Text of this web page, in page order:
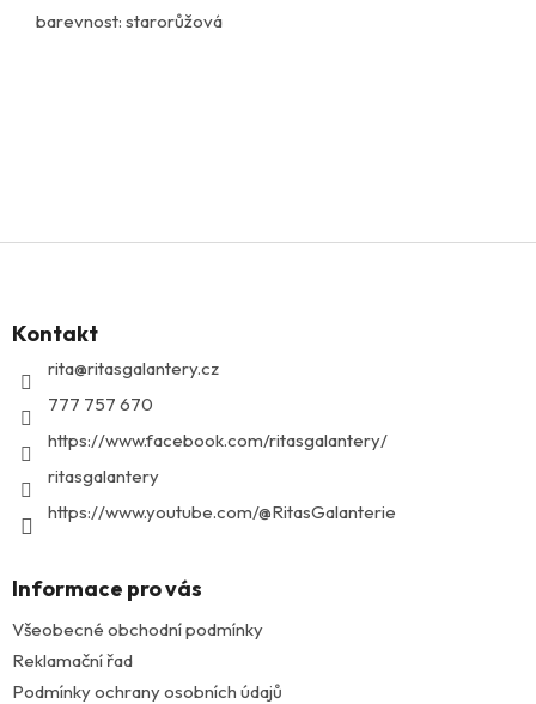
barevnost: starorůžová
aKontakt
rita@ritasgalantery.cz
777 757 670
https://www.facebook.com/ritasgalantery/
ritasgalantery
https://www.youtube.com/@RitasGalanterie
Informace pro vás
Všeobecné obchodní podmínky
Reklamační řad
Podmínky ochrany osobních údajů